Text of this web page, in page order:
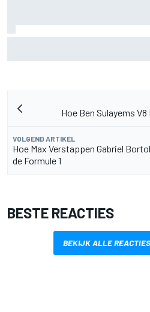
Hoe Ben Sulayems
VOLGEND ARTIKEL
Hoe Max Verstappen Gabriel
de Formule 1
BESTE REACTIES
BEKIJK ALLE